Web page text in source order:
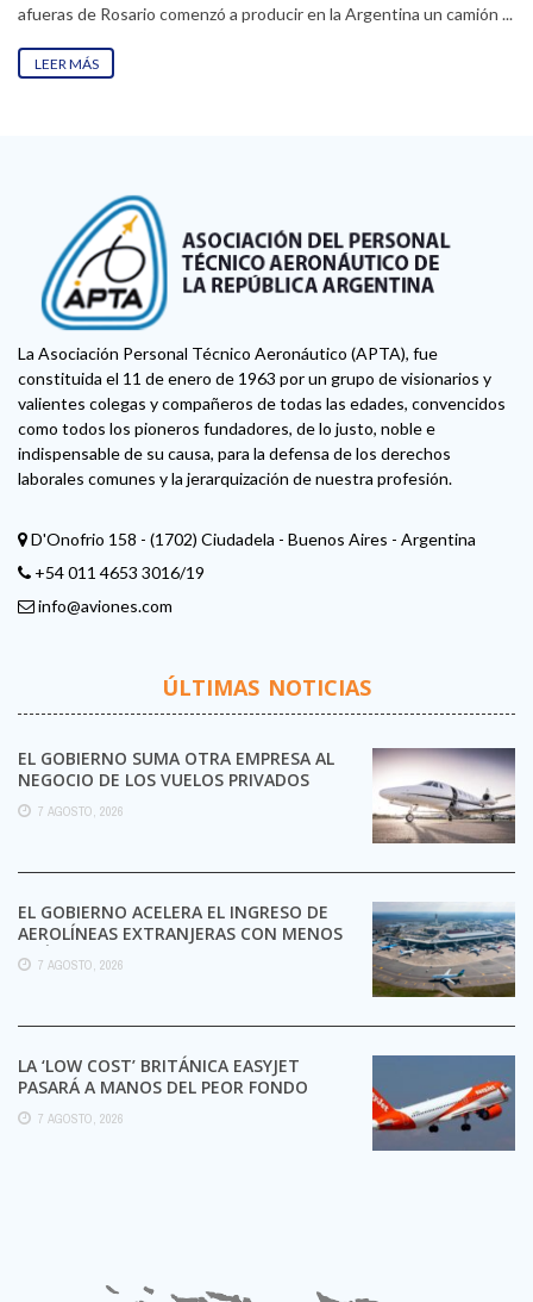
afueras de Rosario comenzó a producir en la Argentina un camión ...
LEER MÁS
La Asociación Personal Técnico Aeronáutico (APTA), fue
constituida el 11 de enero de 1963 por un grupo de visionarios y
valientes colegas y compañeros de todas las edades, convencidos
como todos los pioneros fundadores, de lo justo, noble e
indispensable de su causa, para la defensa de los derechos
laborales comunes y la jerarquización de nuestra profesión.
D'Onofrio 158 - (1702) Ciudadela - Buenos Aires - Argentina
+54 011 4653 3016/19
info@aviones.com
ÚLTIMAS NOTICIAS
EL GOBIERNO SUMA OTRA EMPRESA AL
NEGOCIO DE LOS VUELOS PRIVADOS
7 AGOSTO, 2026
EL GOBIERNO ACELERA EL INGRESO DE
AEROLÍNEAS EXTRANJERAS CON MENOS
TRÁMITES
7 AGOSTO, 2026
LA ‘LOW COST’ BRITÁNICA EASYJET
PASARÁ A MANOS DEL PEOR FONDO
POSIBLE:
7 AGOSTO, 2026